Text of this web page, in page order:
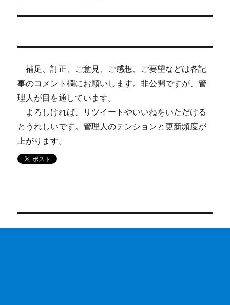
ー
ン
投
補足、訂正、ご意見、ご感想、ご要望などは各記
事のコメント欄にお願いします。非公開ですが、管
理人が目を通しています。
よろしければ、リツイートやいいねをいただける
とうれしいです。管理人のテンションと更新頻度が
上がります。